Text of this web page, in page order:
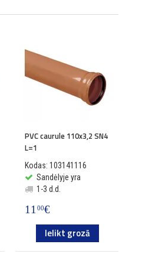
PVC caurule 110x3,2 SN4
L=1
Kodas: 103141116
Sandėlyje yra
1-3 d.d.
1100€
Ielikt grozā